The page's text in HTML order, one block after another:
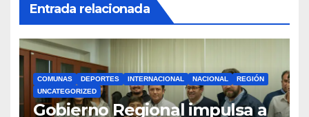
Entrada relacionada
COMUNAS DEPORTES INTERNACIONAL NACIONAL
REGIÓN
UNCATEGORIZED
Gobierno Regional impulsa a